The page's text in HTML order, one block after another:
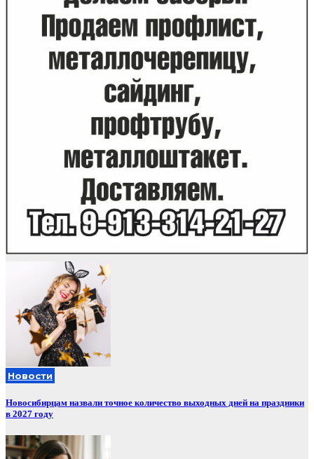
Новости
Новосибирцам назвали точное количество выходных дней на праздники
в 2027 году